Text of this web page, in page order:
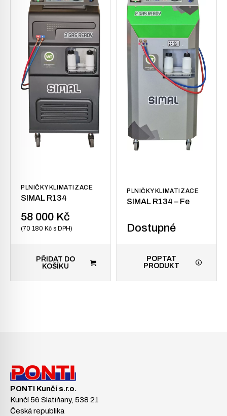
PLNIČKY KLIMATIZACE
SIMAL R134
58 000 Kč
70 180 Kč s DPH
PŘIDAT DO
KOŠÍKU
PLNIČKY KLIMATIZACE
SIMAL R134 – Fe
Dostupné
POPTAT
PRODUKT
PONTI Kunčí s.r.o.
Kunčí 56 Slatiňany, 538 21
Česká republika